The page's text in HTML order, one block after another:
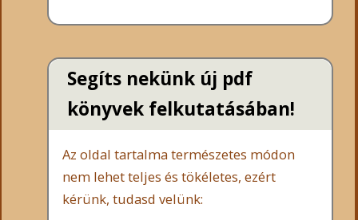
Segíts nekünk új pdf
könyvek felkutatásában!
Az oldal tartalma természetes módon
nem lehet teljes és tökéletes, ezért
kérünk, tudasd velünk: